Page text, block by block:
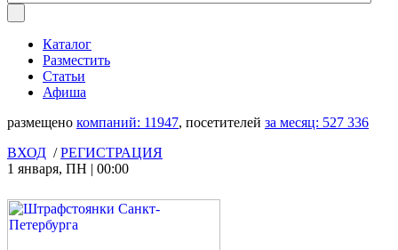
Каталог
Разместить
Статьи
Афиша
размещено компаний: 11947, посетителей за месяц: 527 336
ВХОД /РЕГИСТРАЦИЯ
1 января, ПН | 00:00